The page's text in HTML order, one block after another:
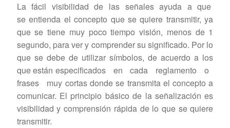
La fácil visibilidad de las señales ayuda a que
se entienda el concepto que se quiere transmitir, ya
que se tiene muy poco tiempo visión, menos de 1
segundo, para ver y comprender su significado. Por lo
que se debe de utilizar símbolos, de acuerdo a los
que están especificados en cada reglamento o
frases muy cortas donde se transmita el concepto a
comunicar. El principio básico de la señalización es
visibilidad y comprensión rápida de lo que se quiere
transmitir.